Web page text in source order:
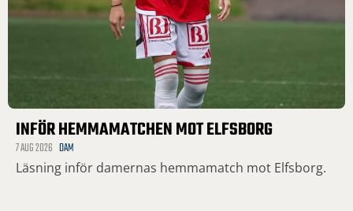
INFÖR HEMMAMATCHEN MOT ELFSBORG
7 AUG 2026 DAM
Läsning inför damernas hemmamatch mot Elfsborg.